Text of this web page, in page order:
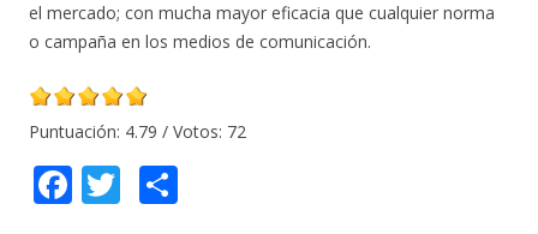
el mercado; con mucha mayor eficacia que cualquier norma
o campaña en los medios de comunicación.
Puntuación: 4.79 / Votos: 72
F T